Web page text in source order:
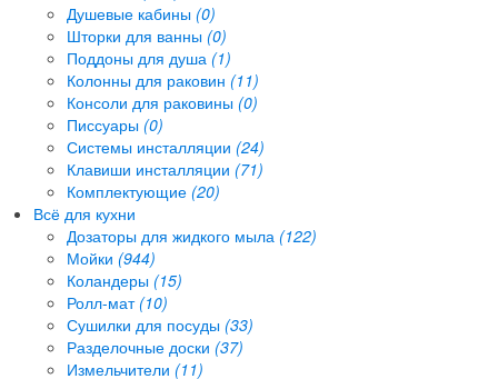
Душевые кабины (0)
Шторки для ванны (0)
Поддоны для душа (1)
Колонны для раковин (11)
Консоли для раковины (0)
Писсуары (0)
Системы инсталляции (24)
Клавиши инсталляции (71)
Комплектующие (20)
Всё для кухни
Дозаторы для жидкого мыла (122)
Мойки (944)
Коландеры (15)
Ролл-мат (10)
Сушилки для посуды (33)
Разделочные доски (37)
Измельчители (11)